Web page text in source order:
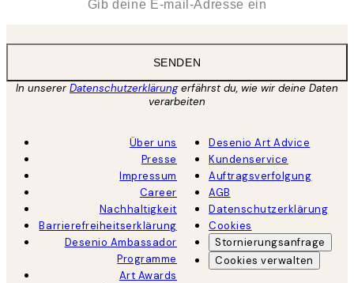
SENDEN
In unsererDatenschutzerklärungerfährst du, wie wir deine Daten
verarbeiten
Über uns
Presse
Impressum
Career
Nachhaltigkeit
Barrierefreiheitserklärung
Desenio Ambassador
Programme
Art Awards
Desenio Art Advice
Kundenservice
Auftragsverfolgung
AGB
Datenschutzerklärung
Cookies
Stornierungsanfrage
Cookies verwalten